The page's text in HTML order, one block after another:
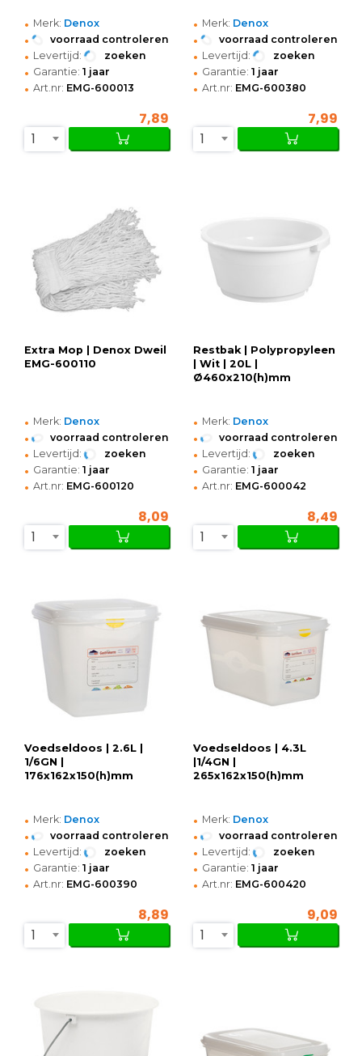
• Merk: Denox
• voorraad controleren
• Levertijd: zoeken
• Garantie: 1 jaar
• Art.nr: EMG-600013
7,89
1
• Merk: Denox
• voorraad controleren
• Levertijd: zoeken
• Garantie: 1 jaar
• Art.nr: EMG-600380
7,99
1
Extra Mop | Denox Dweil
EMG-600110
• Merk: Denox
• voorraad controleren
• Levertijd: zoeken
• Garantie: 1 jaar
• Art.nr: EMG-600120
8,09
1
Restbak | Polypropyleen
| Wit | 20L |
Ø460x210(h)mm
• Merk: Denox
• voorraad controleren
• Levertijd: zoeken
• Garantie: 1 jaar
• Art.nr: EMG-600042
8,49
1
Voedseldoos | 2.6L |
1/6GN |
176x162x150(h)mm
• Merk: Denox
• voorraad controleren
• Levertijd: zoeken
• Garantie: 1 jaar
• Art.nr: EMG-600390
8,89
1
Voedseldoos | 4.3L
|1/4GN |
265x162x150(h)mm
• Merk: Denox
• voorraad controleren
• Levertijd: zoeken
• Garantie: 1 jaar
• Art.nr: EMG-600420
9,09
1